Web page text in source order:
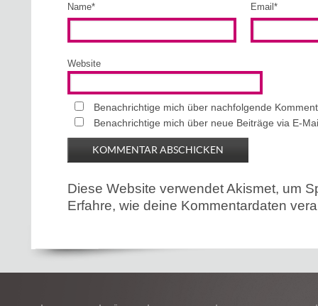
Name* Email *
Website
Benachrichtige mich über nachfolgende
Benachrichtige mich über neue Beiträge via E-
Diese Website verwendet Akismet, um
Erfahre, wie deine Kommentardaten